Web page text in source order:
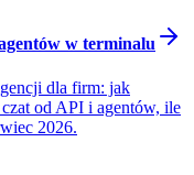
w terminalu
dla firm: jak
od API i agentów, ile
2026.